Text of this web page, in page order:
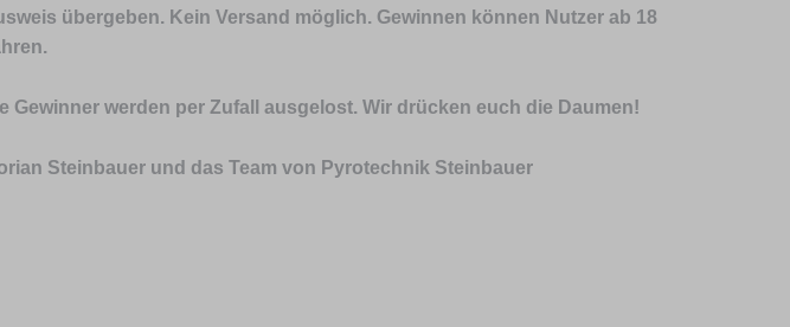
übergeben. Kein Versand möglich. Gewinnen können Nutzer ab 18
Gewinner werden per Zufall ausgelost. Wir drücken euch die Daumen!
Steinbauer und das Team von Pyrotechnik Steinbauer